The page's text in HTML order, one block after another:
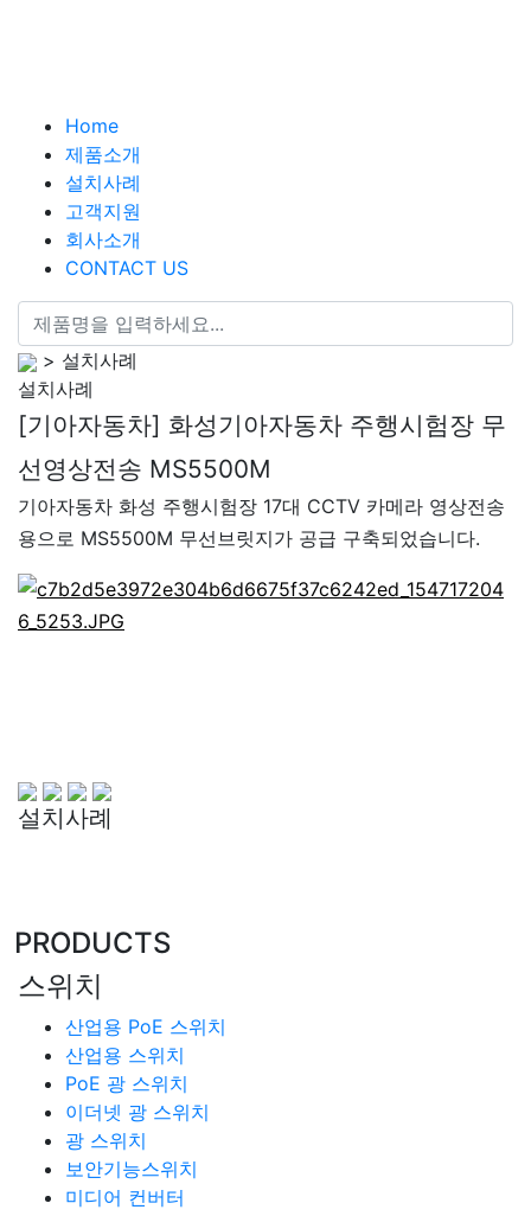
Home
제품소개
설치사례
고객지원
회사소개
CONTACT US
> 설치사례
설치사례
[기아자동차] 화성기아자동차 주행시험장 무
선영상전송 MS5500M
기아자동차 화성 주행시험장 17대 CCTV 카메라 영상전송
용으로 MS5500M 무선브릿지가 공급 구축되었습니다.
설치사례
PRODUCTS
스위치
산업용 PoE 스위치
산업용 스위치
PoE 광 스위치
이더넷 광 스위치
광 스위치
보안기능스위치
미디어 컨버터